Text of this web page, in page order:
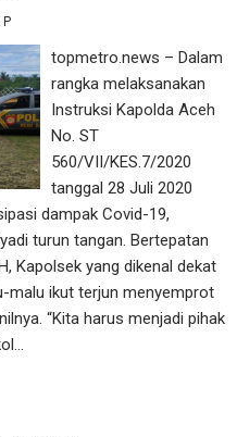
P
topmetro.news – Dalam
rangka melaksanakan
Instruksi Kapolda Aceh
No. ST
560/VII/KES.7/2020
tanggal 28 Juli 2020
dampak Covid-19,
turun tangan. Bertepatan
Kapolsek yang dikenal dekat
malu ikut terjun menyemprot
“Kita harus menjadi pihak